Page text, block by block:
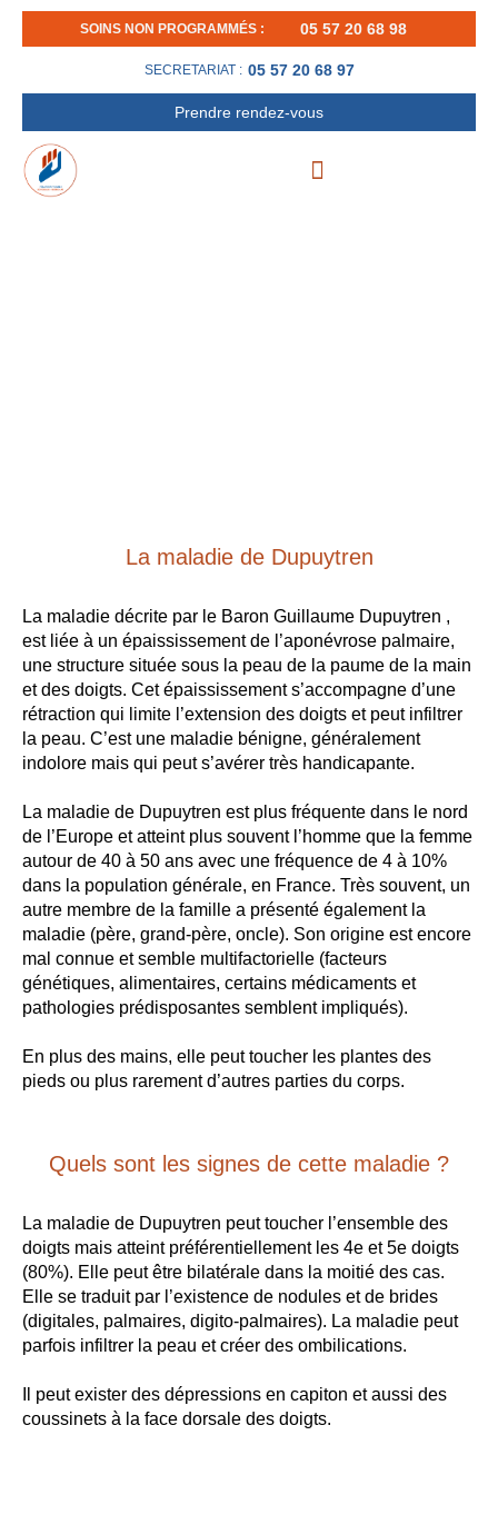
Aller
SOINS NON PROGRAMMÉS : 05 57 20 68 98
SECRETARIAT : 05 57 20 68 97
Prendre rendez-vous
La maladie de Dupuytren
La maladie décrite par le Baron Guillaume Dupuytren ,
est liée à un épaississement de l’aponévrose palmaire,
une structure située sous la peau de la paume de la main
et des doigts. Cet épaississement s’accompagne d’une
rétraction qui limite l’extension des doigts et peut infiltrer
la peau. C’est une maladie bénigne, généralement
indolore mais qui peut s’avérer très handicapante.
La maladie de Dupuytren est plus fréquente dans le nord
de l’Europe et atteint plus souvent l’homme que la femme
autour de 40 à 50 ans avec une fréquence de 4 à 10%
dans la population générale, en France. Très souvent, un
autre membre de la famille a présenté également la
maladie (père, grand-père, oncle). Son origine est encore
mal connue et semble multifactorielle (facteurs
génétiques, alimentaires, certains médicaments et
pathologies prédisposantes semblent impliqués).
En plus des mains, elle peut toucher les plantes des
pieds ou plus rarement d’autres parties du corps.
Quels sont les signes de cette maladie ?
La maladie de Dupuytren peut toucher l’ensemble des
doigts mais atteint préférentiellement les 4e et 5e doigts
(80%). Elle peut être bilatérale dans la moitié des cas.
Elle se traduit par l’existence de nodules et de brides
(digitales, palmaires, digito-palmaires). La maladie peut
parfois infiltrer la peau et créer des ombilications.
Il peut exister des dépressions en capiton et aussi des
coussinets à la face dorsale des doigts.